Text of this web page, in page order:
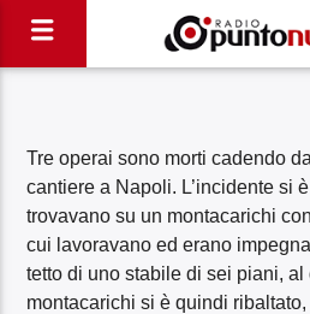
Tre operai sono morti cadendo
cantiere a Napoli. L’incidente si
trovavano su un montacarichi
cui lavoravano ed erano
tetto di uno stabile di sei piani, al
montacarichi si è quindi